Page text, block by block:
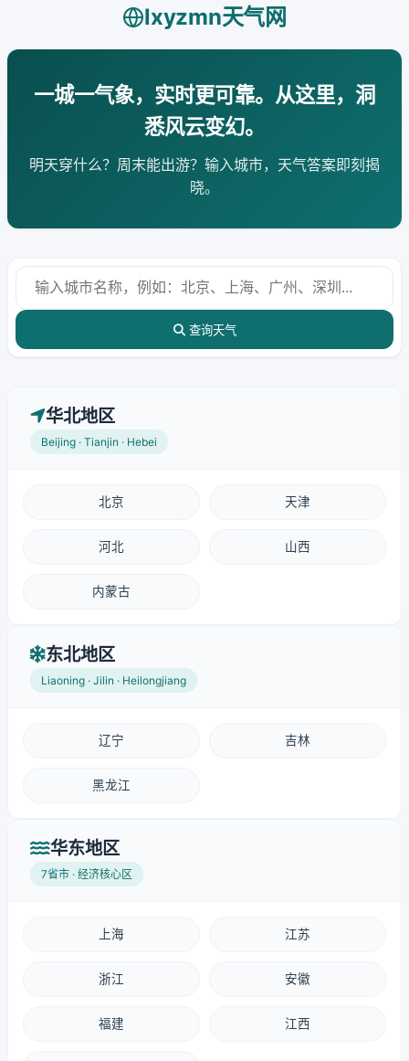
lxyzmn天气网
一城一气象，实时更可靠。从这里，洞
悉风云变幻。
明天穿什么？周末能出游？输入城市，天气答案即刻揭
晓。
查询天气
华北地区
Beijing · Tianjin · Hebei
北京 天津
河北 山西
内蒙古
东北地区
Liaoning · Jilin · Heilongjiang
辽宁 吉林
黑龙江
华东地区
7省市 · 经济核心区
上海 江苏
浙江 安徽
福建 江西